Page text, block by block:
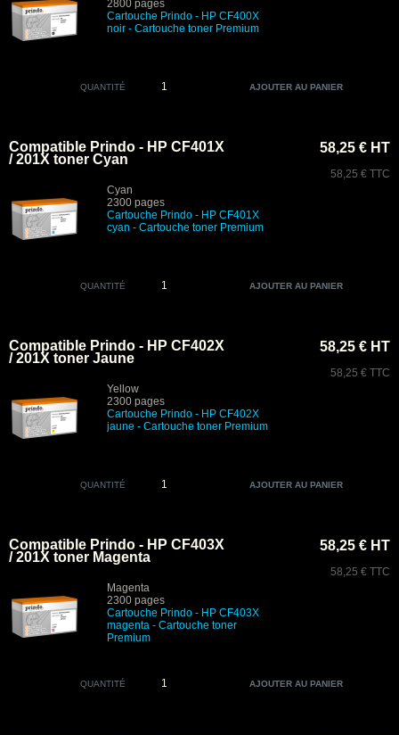
2800 pages
Cartouche Prindo - HP CF400X
noir - Cartouche toner Premium
QUANTITÉ
Compatible Prindo - HP CF401X
/ 201X toner Cyan
Cyan
2300 pages
Cartouche Prindo - HP CF401X
cyan - Cartouche toner Premium
58,25 € HT
58,25 € TTC
QUANTITÉ
Compatible Prindo - HP CF402X
/ 201X toner Jaune
Yellow
2300 pages
Cartouche Prindo - HP CF402X
jaune - Cartouche toner Premium
58,25 € HT
58,25 € TTC
QUANTITÉ
Compatible Prindo - HP CF403X
/ 201X toner Magenta
Magenta
2300 pages
Cartouche Prindo - HP CF403X
magenta - Cartouche toner
Premium
58,25 € HT
58,25 € TTC
QUANTITÉ